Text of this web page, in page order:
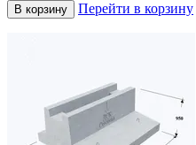
В корзину Перейти в корзину